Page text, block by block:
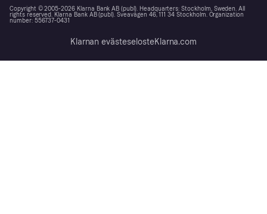
Copyright © 2005-2026 Klarna Bank AB (publ). Headquarters: Stockholm, Sweden. All
rights reserved. Klarna Bank AB (publ). Sveavägen 46, 111 34 Stockholm. Organization
number: 556737-0431
Klarnan evästeselosteKlarna.com